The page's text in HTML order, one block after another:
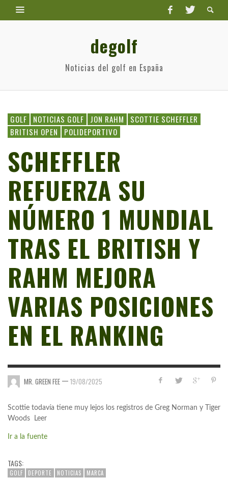
degolf
Noticias del golf en España
GOLF NOTICIAS GOLF JON RAHM
SCOTTIE SCHEFFLER
BRITISH OPEN
POLIDEPORTIVO
SCHEFFLER
REFUERZA SU
NÚMERO 1 MUNDIAL
TRAS EL BRITISH Y
RAHM MEJORA
VARIAS POSICIONES
EN EL RANKING
MR. GREEN FEE — 19/08/2025
Scottie todavía tiene muy lejos los registros de Greg Norman y Tiger
Woods Leer
Ir a la fuente
TAGS:
GOLF DEPORTE NOTICIAS MARCA